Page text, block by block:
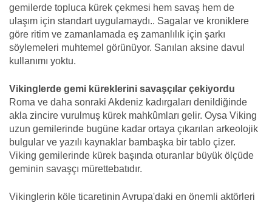
gemilerde topluca kürek çekmesi hem savaş hem de
ulaşım için standart uygulamaydı.. Sagalar ve kroniklere
göre ritim ve zamanlamada eş zamanlılık için şarkı
söylemeleri muhtemel görünüyor. Sanılan aksine davul
kullanımı yoktu.
Vikinglerde gemi küreklerini savaşçılar çekiyordu
Roma ve daha sonraki Akdeniz kadırgaları denildiğinde
akla zincire vurulmuş kürek mahkûmları gelir. Oysa Viking
uzun gemilerinde bugüne kadar ortaya çıkarılan arkeolojik
bulgular ve yazılı kaynaklar bambaşka bir tablo çizer.
Viking gemilerinde kürek başında oturanlar büyük ölçüde
geminin savaşçı mürettebatıdır.
Vikinglerin köle ticaretinin Avrupa'daki en önemli aktörleri